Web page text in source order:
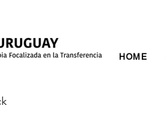
HOME